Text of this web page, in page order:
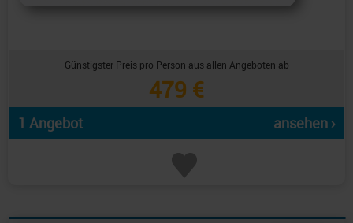
Günstigster Preis pro Person aus allen Angeboten ab
479 €
1 Angebot ansehen ›